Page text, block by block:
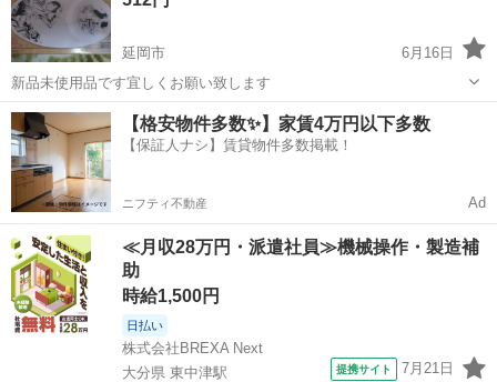
延岡市
6月16日
新品未使用品です宜しくお願い致します
宮崎 延岡市 食器 進撃の巨人
【格安物件多数✨】家賃4万円以下多数
【保証人ナシ】賃貸物件多数掲載！
ニフティ不動産 Ad
≪月収28万円・派遣社員≫機械操作・製造補
助
時給1,500円
日払い
株式会社BREXA Next
大分県 東中津駅
提携サイト 7月21日